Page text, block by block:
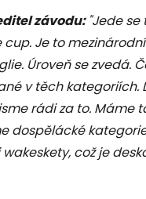
závodu: "Jede
Je to
Úroveň se zvedá.
v těch kategoriích.
rádi za to. Máme
dospělácké
což je